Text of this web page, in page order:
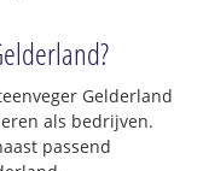
Gelderland
als bedrijven.
passend